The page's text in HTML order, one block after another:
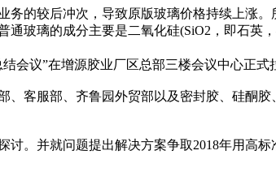
的较后冲次，导致原版玻璃价格持续上涨
玻璃的成分主要是二氧化硅(SiO2，即石英
会议”在增源胶业厂区总部三楼会议中心正式
客服部、齐鲁园外贸部以及密封胶、硅酮胶
。并就问题提出解决方案争取2018年用高